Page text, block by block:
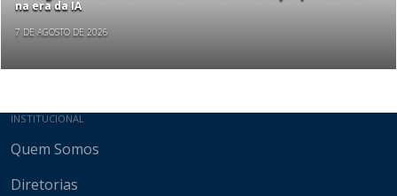
na era da IA
7 DE AGOSTO DE 2026
Mapa do site
INSTITUCIONAL
Quem Somos
Diretorias